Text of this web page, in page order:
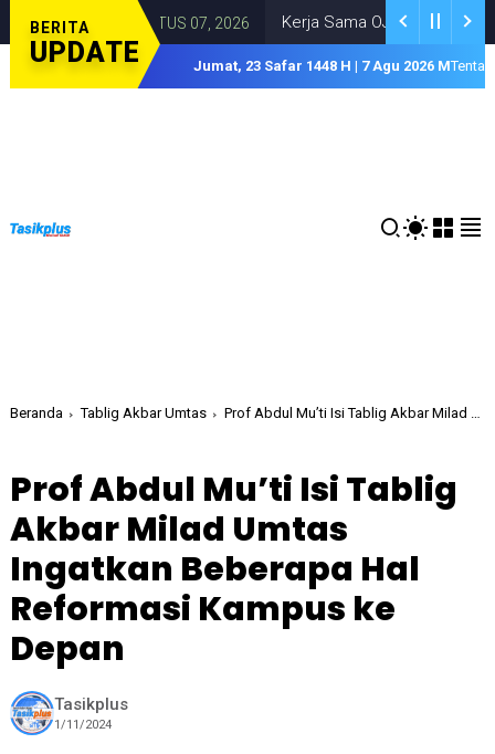
BERITA
UPDATE
AUGUSTUS 07, 2026 Kerja Sama OJK-TPAKD Garut
Jumat, 23 Safar 1448 H | 7 Agu 2026 M
Beranda Tablig Akbar Umtas Prof Abdul Mu’ti Isi Tablig Akbar Milad Umtas Ingatkan Beberapa Hal Reformasi Kampus ke Depan
Prof Abdul Mu’ti Isi Tablig
Akbar Milad Umtas
Ingatkan Beberapa Hal
Reformasi Kampus ke
Depan
Tasikplus
1/11/2024